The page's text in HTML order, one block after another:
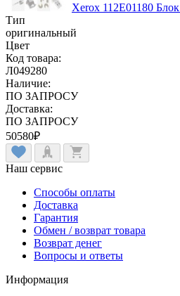
Xerox 112E01180
Тип
оригинальный
Цвет
Код товара:
Л049280
Наличие:
ПО ЗАПРОСУ
Доставка:
ПО ЗАПРОСУ
50580₽
Наш сервис
Способы оплаты
Доставка
Гарантия
Обмен / возврат товара
Возврат денег
Вопросы и ответы
Информация